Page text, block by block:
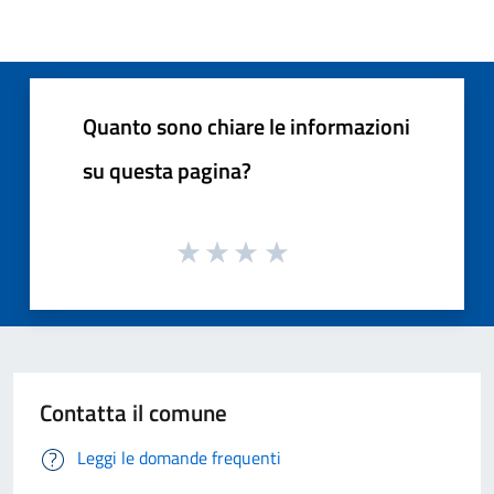
Quanto sono chiare le informazioni
su questa pagina?
Contatta il comune
Leggi le domande frequenti